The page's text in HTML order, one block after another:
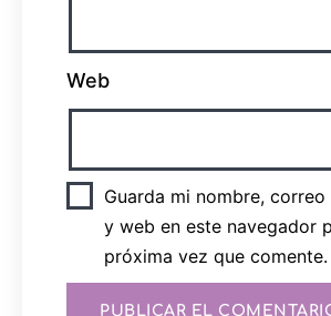
Web
Guarda mi nombre,
y web en este navegador
próxima vez que comente.